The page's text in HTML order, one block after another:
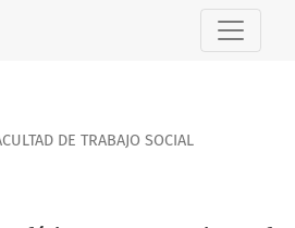
en argentina: el ciclo kirchnerista
DE TRABAJO SOCIAL